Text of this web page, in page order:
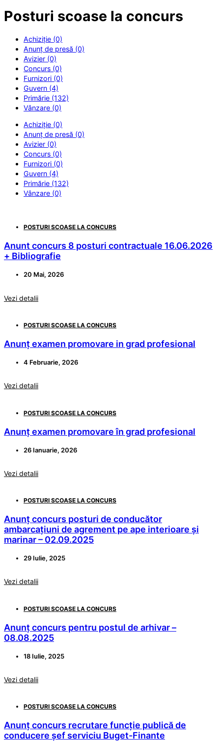
Posturi scoase la concurs
Achiziție (0)
Anunț de presă (0)
Avizier (0)
Concurs (0)
Furnizori (0)
Guvern (4)
Primărie (132)
Vânzare (0)
Achiziție (0)
Anunț de presă (0)
Avizier (0)
Concurs (0)
Furnizori (0)
Guvern (4)
Primărie (132)
Vânzare (0)
POSTURI SCOASE LA CONCURS
Anunt concurs 8 posturi contractuale 16.06.2026
+ Bibliografie
20 Mai, 2026
Vezi detalii
POSTURI SCOASE LA CONCURS
Anunț examen promovare in grad profesional
4 Februarie, 2026
Vezi detalii
POSTURI SCOASE LA CONCURS
Anunț examen promovare în grad profesional
26 Ianuarie, 2026
Vezi detalii
POSTURI SCOASE LA CONCURS
Anunț concurs posturi de conducător
ambarcațiuni de agrement pe ape interioare și
marinar – 02.09.2025
29 Iulie, 2025
Vezi detalii
POSTURI SCOASE LA CONCURS
Anunț concurs pentru postul de arhivar –
08.08.2025
18 Iulie, 2025
Vezi detalii
POSTURI SCOASE LA CONCURS
Anunț concurs recrutare funcție publică de
conducere șef serviciu Buget-Finante